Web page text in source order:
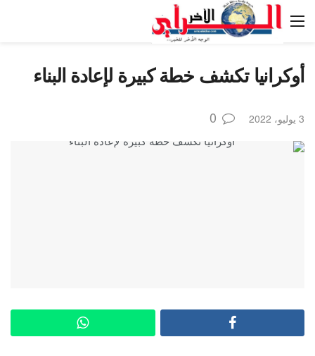
أوكرانيا تكشف خطة كبيرة لإعادة البناء
3 يوليو، 2022 0